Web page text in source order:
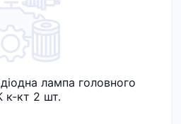
лампа головного
к-кт 2 шт.